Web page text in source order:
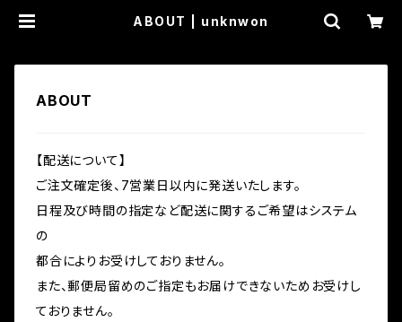
ABOUT | unknwon
ABOUT
【配送について】
ご注文確定後、7営業日以内に発送いたします。
日程及び時間の指定など配送に関するご希望はシステム
の
都合によりお受けしておりません。
また、郵便局留めのご指定もお届けできないためお受けし
ておりません。